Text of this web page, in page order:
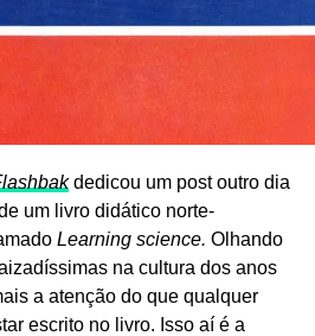
dedicou um post outro dia
um livro didático norte-
Learning science. Olhando
na cultura dos anos
a atenção do que qualquer
escrito no livro. Isso aí é a